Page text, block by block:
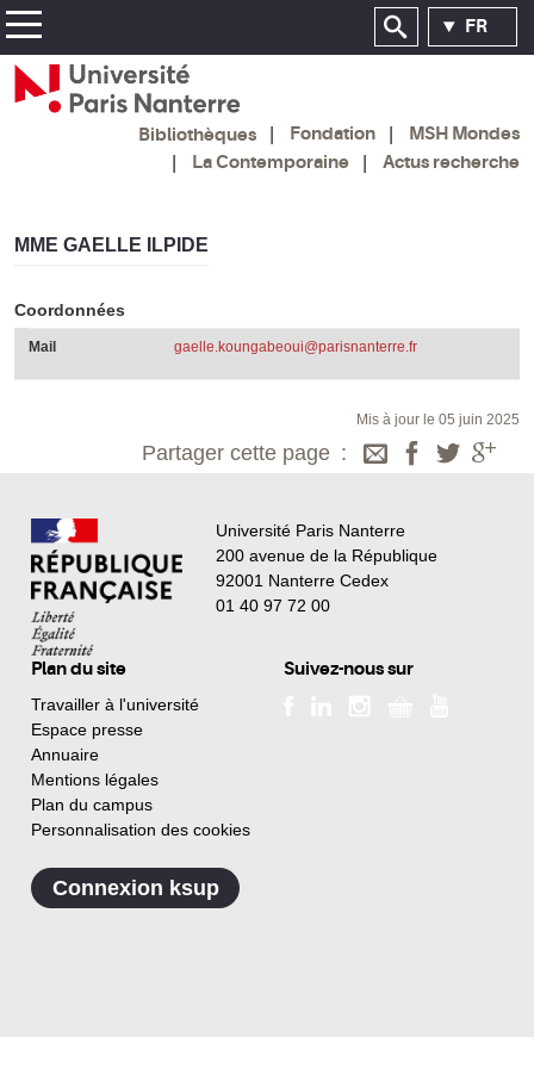
FR
Bibliothèques Fondation
MSH Mondes
La Contemporaine
Actus recherche
MME GAELLE ILPIDE
Coordonnées
Mail gaelle.koungabeoui@parisnanterre.fr
Mis à jour le 05 juin 2025
Partager cette page
Université Paris Nanterre
200 avenue de la République
92001 Nanterre Cedex
01 40 97 72 00
Plan du site
Travailler à l'université
Espace presse
Annuaire
Mentions légales
Plan du campus
Personnalisation des cookies
Suivez-nous sur
Connexion ksup